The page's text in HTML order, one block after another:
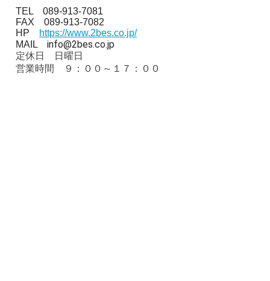
TEL 089-913-7081
FAX 089-913-7082
HP
https://www.2bes.co.jp/
MAIL info@2bes.co.jp
定休日 日曜日
営業時間 ９：００～１７：００